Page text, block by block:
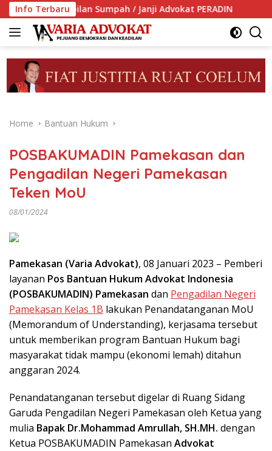
Skip
to
content
Info Terbaru
Sumpah / Janji Advokat PERADIN PERADIN
Home Bantuan Hukum
POSBAKUMADIN Pamekasan dan
Pengadilan Negeri Pamekasan
Teken MoU
08/01/2024
Pamekasan (Varia Advokat), 08 Januari 2023 – Pemberi
layanan Pos Bantuan Hukum Advokat Indonesia
(POSBAKUMADIN) Pamekasan dan Pengadilan Negeri
Pamekasan Kelas 1B lakukan Penandatanganan MoU
(Memorandum of Understanding), kerjasama tersebut
untuk memberikan program Bantuan Hukum bagi
masyarakat tidak mampu (ekonomi lemah) ditahun
anggaran 2024.
Penandatanganan tersebut digelar di Ruang Sidang
Garuda Pengadilan Negeri Pamekasan oleh Ketua yang
mulia Bapak Dr.Mohammad Amrullah, SH.MH. dengan
Ketua POSBAKUMADIN Pamekasan Advokat